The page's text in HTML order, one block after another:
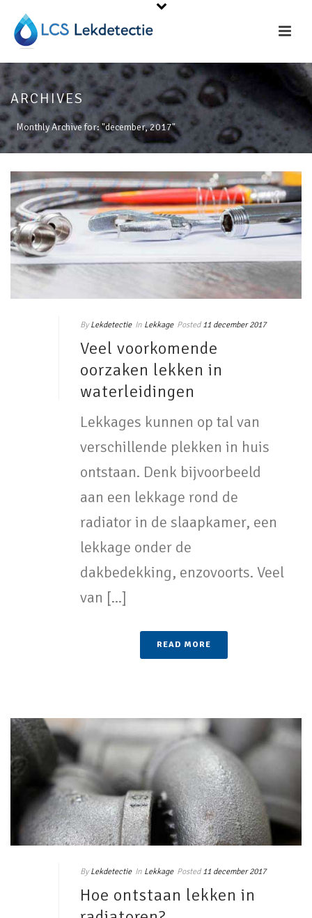
ARCHIVES
Monthly Archive for: "december, 2017"
By Lekdetectie In Lekkage Posted 11 december 2017
Veel voorkomende
oorzaken lekken in
waterleidingen
Lekkages kunnen op tal van
verschillende plekken in huis
ontstaan. Denk bijvoorbeeld
aan een lekkage rond de
radiator in de slaapkamer, een
lekkage onder de
dakbedekking, enzovoorts. Veel
van [...]
READ MORE
By Lekdetectie In Lekkage Posted 11 december 2017
Hoe ontstaan lekken in